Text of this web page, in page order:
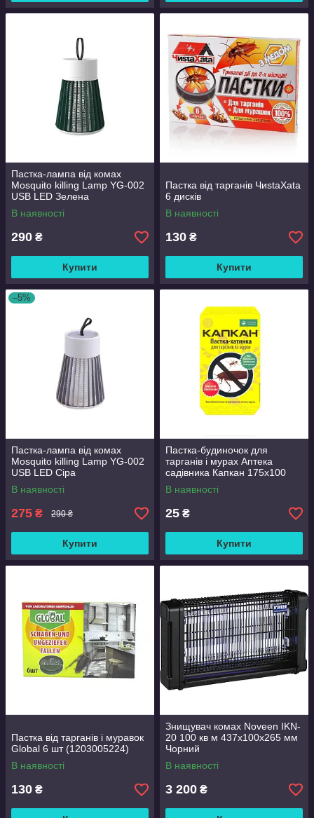
Пастка-лампа від комах
Mosquito killing Lamp YG-002
USB LED Зелена
В наявності
290 ₴
Купити
Пастка від тарганів ЧиstaXata
6 дисків
В наявності
130 ₴
Купити
–5%
Пастка-лампа від комах
Mosquito killing Lamp YG-002
USB LED Сіра
В наявності
275 ₴ 290 ₴
Купити
Пастка-будиночок для
тарганів і мурах Аптека
садівника Капкан 175х100
В наявності
25 ₴
Купити
Пастка від тарганів і муравок
Global 6 шт (1203005224)
В наявності
130 ₴
Знищувач комах Noveen IKN-
20 100 кв м 437х100х265 мм
Чорний
В наявності
3 200 ₴